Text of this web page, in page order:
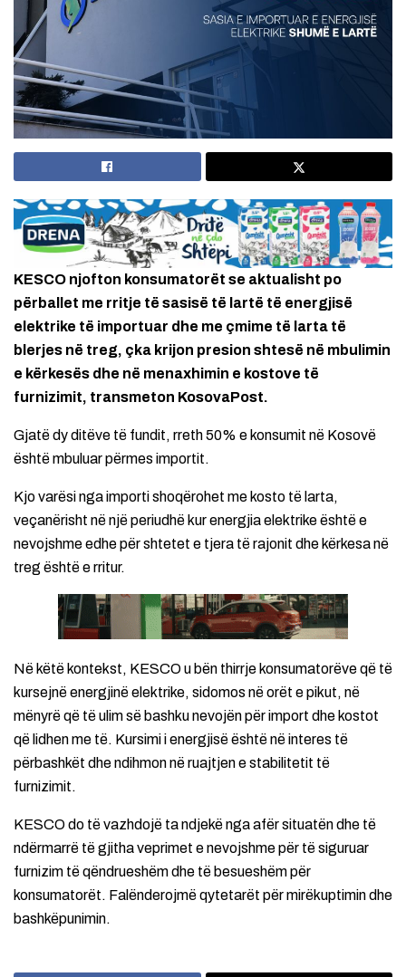
KESCO njofton konsumatorët se aktualisht po
përballet me rritje të sasisë të lartë të energjisë
elektrike të importuar dhe me çmime të larta të
blerjes në treg, çka krijon presion shtesë në mbulimin
e kërkesës dhe në menaxhimin e kostove të
furnizimit, transmeton KosovaPost.
Gjatë dy ditëve të fundit, rreth 50% e konsumit në Kosovë
është mbuluar përmes importit.
Kjo varësi nga importi shoqërohet me kosto të larta,
veçanërisht në një periudhë kur energjia elektrike është e
nevojshme edhe për shtetet e tjera të rajonit dhe kërkesa në
treg është e rritur.
Në këtë kontekst, KESCO u bën thirrje konsumatorëve që të
kursejnë energjinë elektrike, sidomos në orët e pikut, në
mënyrë që të ulim së bashku nevojën për import dhe kostot
që lidhen me të. Kursimi i energjisë është në interes të
përbashkët dhe ndihmon në ruajtjen e stabilitetit të
furnizimit.
KESCO do të vazhdojë ta ndjekë nga afër situatën dhe të
ndërmarrë të gjitha veprimet e nevojshme për të siguruar
furnizim të qëndrueshëm dhe të besueshëm për
konsumatorët. Falënderojmë qytetarët për mirëkuptimin dhe
bashkëpunimin.